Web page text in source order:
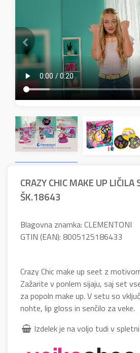
CRAZY CHIC MAKE UP LIČILA
ŠK.18643
Blagovna znamka: CLEMENTONI
GTIN (EAN): 8005125186433
Crazy Chic make up seet z
Zažarite v ponlem sijaju, saj set
za popoln make up. V setu so
nohte, lip gloss in senčilo za veke.
Izdelek je na voljo tudi v